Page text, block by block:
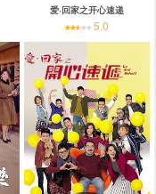
爱·回家之开心速递
5.0